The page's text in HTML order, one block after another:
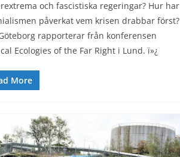
och fascistiska regeringar? Hur har
påverkat vem krisen drabbar först?
rapporterar från konferensen
Ecologies of the Far Right i Lund. ï»¿
More